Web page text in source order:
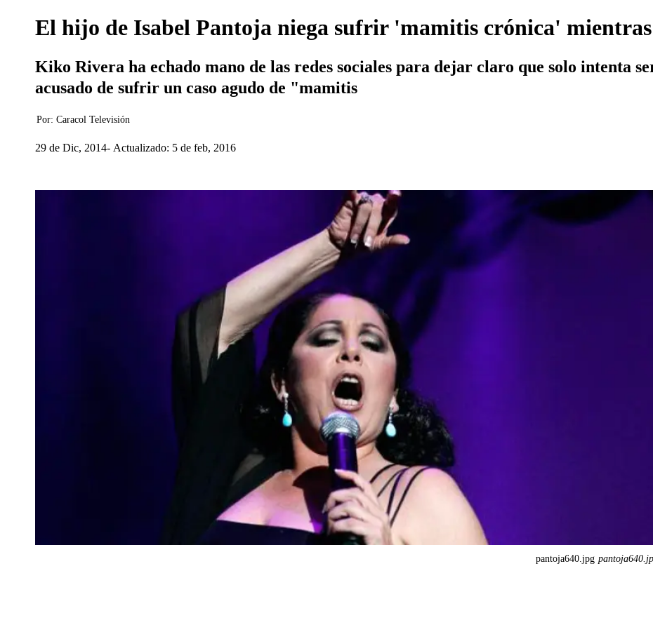
El hijo de Isabel Pantoja niega sufrir 'mamitis crónica' mientras
Kiko Rivera ha echado mano de las redes sociales para dejar claro que solo intenta
acusado de sufrir un caso agudo de "mamitis
Por: Caracol Televisión
29 de Dic, 2014 Actualizado: 5 de feb, 2016
pantoja640.jpg